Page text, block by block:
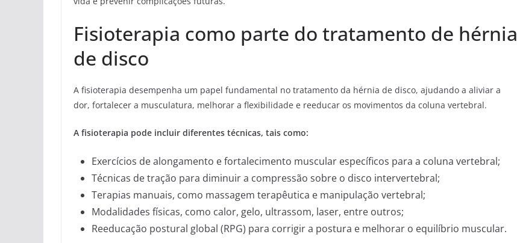
Fisioterapia como parte do tratamento de hérnia
de disco
A fisioterapia desempenha um papel fundamental no tratamento da hérnia de disco, ajudando a aliviar a
dor, fortalecer a musculatura, melhorar a flexibilidade e reeducar os movimentos da coluna vertebral.
A fisioterapia pode incluir diferentes técnicas, tais como:
Exercícios de alongamento e fortalecimento muscular específicos para a coluna vertebral;
Técnicas de tração para diminuir a compressão sobre o disco intervertebral;
Terapias manuais, como massagem terapêutica e manipulação vertebral;
Modalidades físicas, como calor, gelo, ultrassom, laser, entre outros;
Reeducação postural global (RPG) para corrigir a postura e melhorar o equilíbrio muscular.